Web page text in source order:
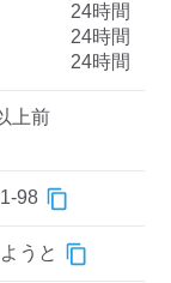
ーラーを表示
以上
24時間
24時間
24時間
上前
98
うと